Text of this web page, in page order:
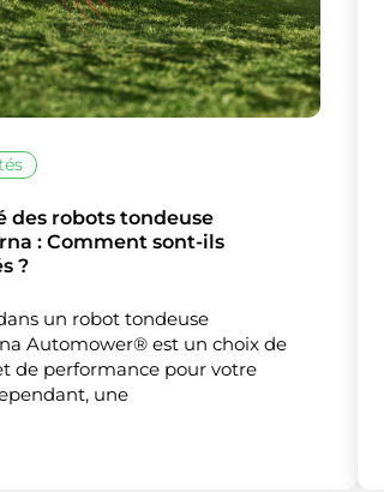
des robots tondeuse
: Comment sont-ils
?
un robot tondeuse
Automower® est un choix de
de performance pour votre
une